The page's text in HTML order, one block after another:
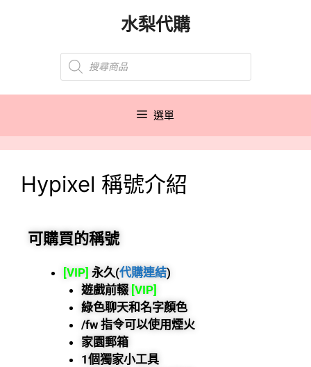
水梨代購
選單
Hypixel 稱號介紹
可購買的稱號
[VIP] 永久(代購連結)
遊戲前輟 [VIP]
綠色聊天和名字顏色
/fw 指令可以使用煙火
家園郵箱
1個獨家小工具